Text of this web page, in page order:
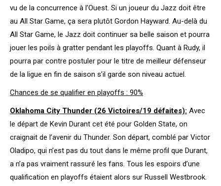
vu de la concurrence à l’Ouest. Si un joueur du Jazz doit être
au All Star Game, ça sera plutôt Gordon Hayward. Au-delà du
All Star Game, le Jazz doit continuer sa belle saison et pourra
jouer les poils à gratter pendant les playoffs. Quant à Rudy, il
pourra par contre postuler pour le titre de meilleur défenseur
de la ligue en fin de saison s’il garde son niveau actuel.
Chances de se qualifier en playoffs : 90%
Oklahoma City Thunder (26 Victoires/19 défaites): Avec
le départ de Kevin Durant cet été pour Golden State, on
craignait de l’avenir du Thunder. Son départ, comblé par Victor
Oladipo, qui n’est pas du tout dans le même profil que Durant,
a n’a pas vraiment rassuré les fans. Tous les espoirs d’une
qualification en playoffs étaient alors sur Russell Westbrook.